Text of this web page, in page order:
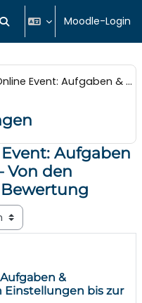
Sucheingabe umschalten
Moodle-Login
Aufzeichnung Online Event: Aufgaben & Gruppenaufgaben – Von den Einstellungen bis zur Bewertung
Aufgaben
Von den
&
Einstellungen bis zur